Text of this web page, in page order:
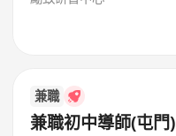
兼職
兼職初中導師(屯門)